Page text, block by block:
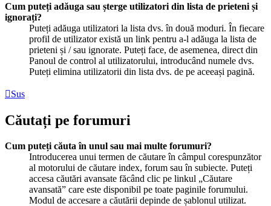
Cum puteți adăuga sau șterge utilizatori din lista de prieteni și
ignorați?
Puteți adăuga utilizatori la lista dvs. în două moduri. În fiecare
profil de utilizator există un link pentru a-l adăuga la lista de
prieteni și / sau ignorate. Puteți face, de asemenea, direct din
Panoul de control al utilizatorului, introducând numele dvs.
Puteți elimina utilizatorii din lista dvs. de pe aceeași pagină.
Sus
Căutați pe forumuri
Cum puteți căuta în unul sau mai multe forumuri?
Introducerea unui termen de căutare în câmpul corespunzător
al motorului de căutare index, forum sau în subiecte. Puteți
accesa căutări avansate făcând clic pe linkul „Căutare
avansată” care este disponibil pe toate paginile forumului.
Modul de accesare a căutării depinde de șablonul utilizat.